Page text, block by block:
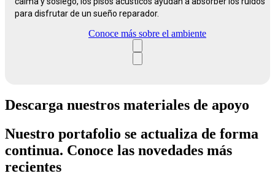
para disfrutar de un sueño reparador.
Conoce más sobre el ambiente
Descarga nuestros materiales de apoyo
Nuestro portafolio se actualiza de forma
continua. Conoce las novedades más
recientes